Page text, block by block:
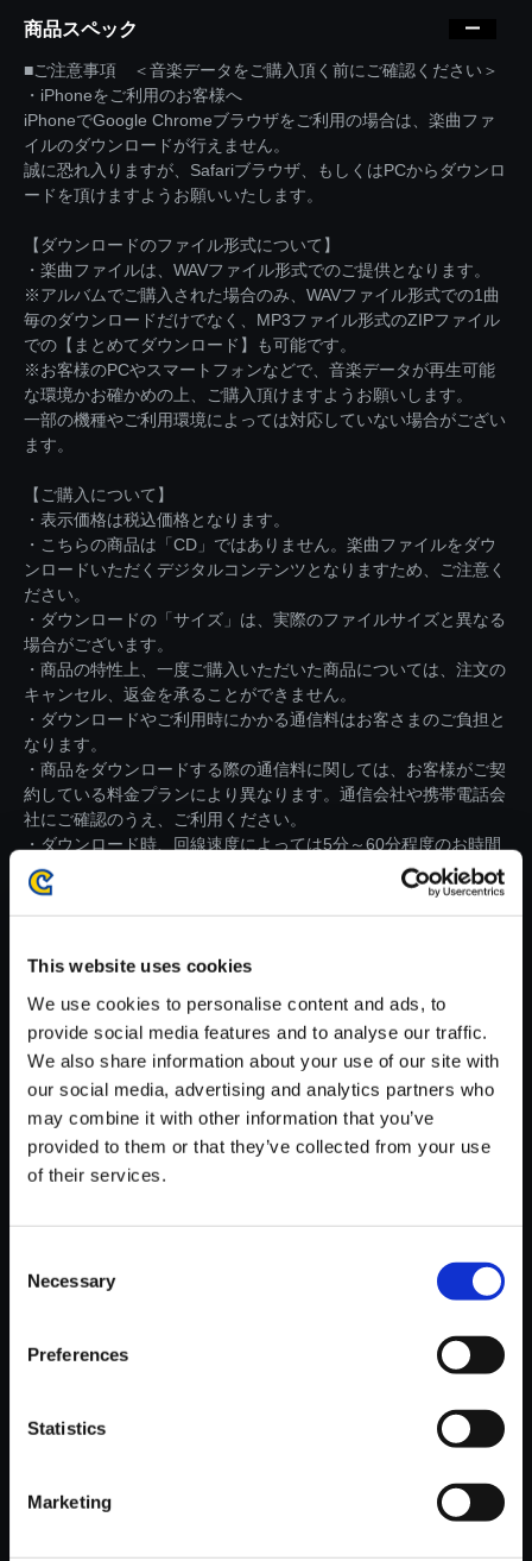
This website uses cookies
We use cookies to personalise content and ads, to
provide social media features and to analyse our traffic.
We also share information about your use of our site with
our social media, advertising and analytics partners who
may combine it with other information that you’ve
provided to them or that they’ve collected from your use
of their services.
Selection
Necessary
Preferences
Statistics
Marketing
商品スペック
■ご注意事項 ＜音楽データをご購入頂く前にご確認ください＞
・iPhoneをご利用のお客様へ
iPhoneでGoogle Chromeブラウザをご利用の場合は、楽曲ファ
イルのダウンロードが行えません。
誠に恐れ入りますが、Safariブラウザ、もしくはPCからダウンロ
ードを頂けますようお願いいたします。
【ダウンロードのファイル形式について】
・楽曲ファイルは、WAVファイル形式でのご提供となります。
※アルバムでご購入された場合のみ、WAVファイル形式での1曲
毎のダウンロードだけでなく、MP3ファイル形式のZIPファイル
での【まとめてダウンロード】も可能です。
※お客様のPCやスマートフォンなどで、音楽データが再生可能
な環境かお確かめの上、ご購入頂けますようお願いします。
一部の機種やご利用環境によっては対応していない場合がござい
ます。
【ご購入について】
・表示価格は税込価格となります。
・こちらの商品は「CD」ではありません。楽曲ファイルをダウ
ンロードいただくデジタルコンテンツとなりますため、ご注意く
ださい。
・ダウンロードの「サイズ」は、実際のファイルサイズと異なる
場合がございます。
・商品の特性上、一度ご購入いただいた商品については、注文の
キャンセル、返金を承ることができません。
・ダウンロードやご利用時にかかる通信料はお客さまのご負担と
なります。
・商品をダウンロードする際の通信料に関しては、お客様がご契
約している料金プランにより異なります。通信会社や携帯電話会
社にご確認のうえ、ご利用ください。
・ダウンロード時、回線速度によっては5分～60分程度のお時間
がかかる場合がございます。
※ご購入いただいたファイルのダウンロードの際には、通信環境
が安定しているWifi環境でお試しください。
【単曲】ブレス オブ ファイア3
サウンドコレクション 風に好か
れた町
おすすめ商品